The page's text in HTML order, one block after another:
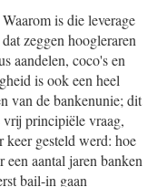
is die leverage
zeggen hoogleraren
aandelen, coco's en
is ook een heel
van de bankenunie; dit
principiële vraag,
keer gesteld werd: hoe
aantal jaren banken
bail-in gaan